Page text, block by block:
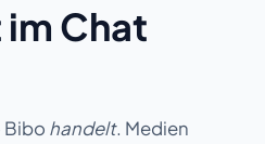
Chat
Bibo handelt. Medien